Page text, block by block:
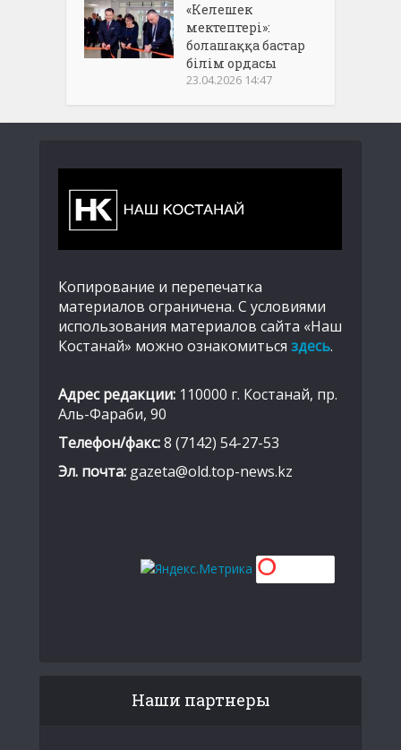
«Келешек
мектептері»:
болашаққа бастар
білім ордасы
23.04.2026 14:47
Копирование и перепечатка
материалов ограничена. С условиями
использования материалов сайта «Наш
Костанай» можно ознакомиться здесь.
Адрес редакции: 110000 г. Костанай, пр.
Аль-Фараби, 90
Телефон/факс:8 (7142) 54-27-53
Эл. почта: gazeta@old.top-news.kz
Наши партнеры